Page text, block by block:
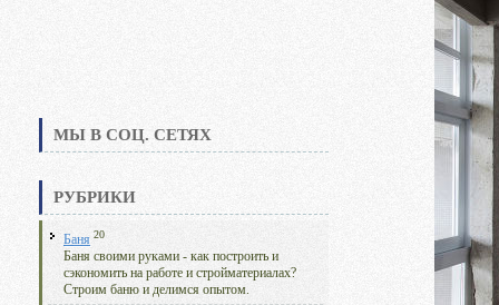
МЫ В СОЦ. СЕТЯХ
РУБРИКИ
Баня 20
Баня своими руками - как построить и
сэкономить на работе и стройматериалах?
Строим баню и делимся опытом.